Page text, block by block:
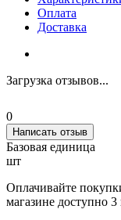
Оплата
Доставка
Загрузка отзывов...
0
Написать отзыв
Базовая единица
шт
Оплачивайте
магазине доступно